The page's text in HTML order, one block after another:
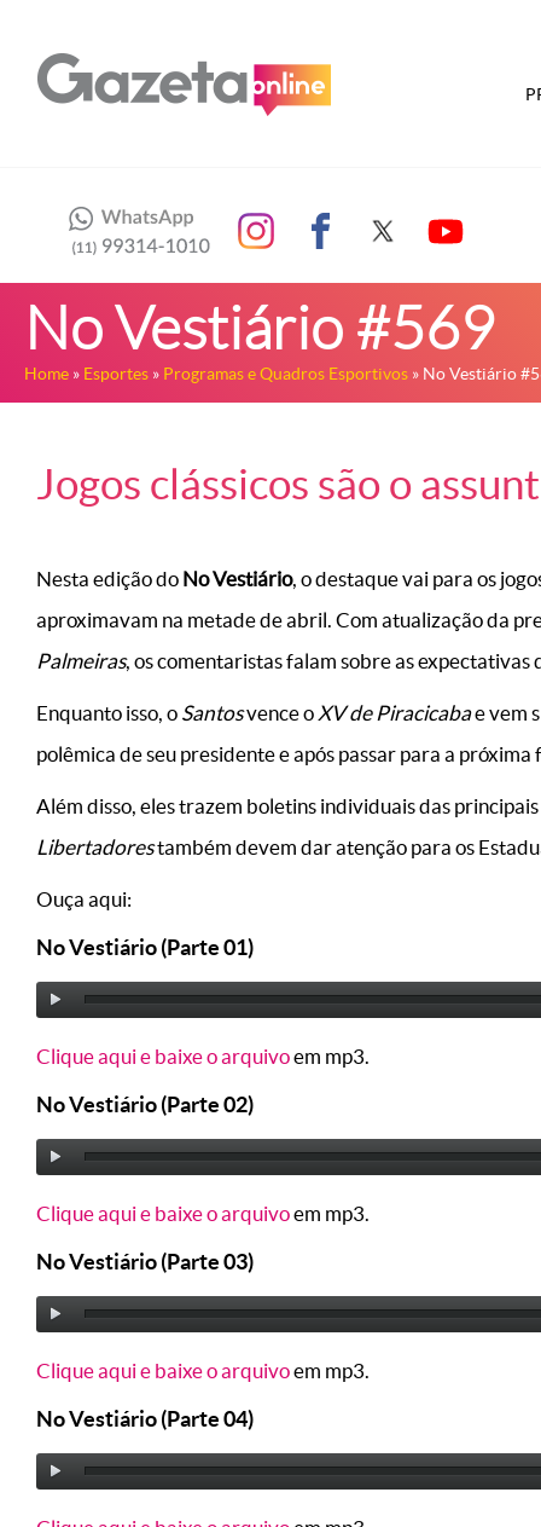
No Vestiário #569
Home » Esportes » Programas e Quadros Esportivos » No Vestiário
Jogos clássicos são o
Nesta edição do No Vestiário, o destaque vai para os
aproximavam na metade de abril. Com atualização da
Palmeiras, os comentaristas falam sobre as expectativas
Enquanto isso, o Santosvence o XV de Piracicabae vem
polêmica de seu presidente e após passar para a próxima
Além disso, eles trazem boletins individuais das
Libertadorestambém devem dar atenção para os
Ouça aqui:
No Vestiário (Parte 01)
Clique aqui e baixe o arquivoem mp3.
No Vestiário (Parte 02)
Clique aqui e baixe o arquivoem mp3.
No Vestiário (Parte 03)
Clique aqui e baixe o arquivoem mp3.
No Vestiário (Parte 04)